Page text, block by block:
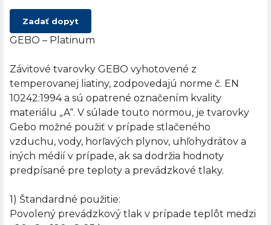
Zadať dopyt
GEBO – Platinum
Závitové tvarovky GEBO vyhotovené z
temperovanej liatiny, zodpovedajú norme č. EN
10242:1994 a sú opatrené označením kvality
materiálu „A“. V súlade touto normou, je tvarovky
Gebo možné použiť v prípade stlačeného
vzduchu, vody, horľavých plynov, uhľohydrátov a
iných médií v prípade, ak sa dodržia hodnoty
predpísané pre teploty a prevádzkové tlaky.
1) Štandardné použitie:
Povolený prevádzkový tlak v prípade teplôt medzi